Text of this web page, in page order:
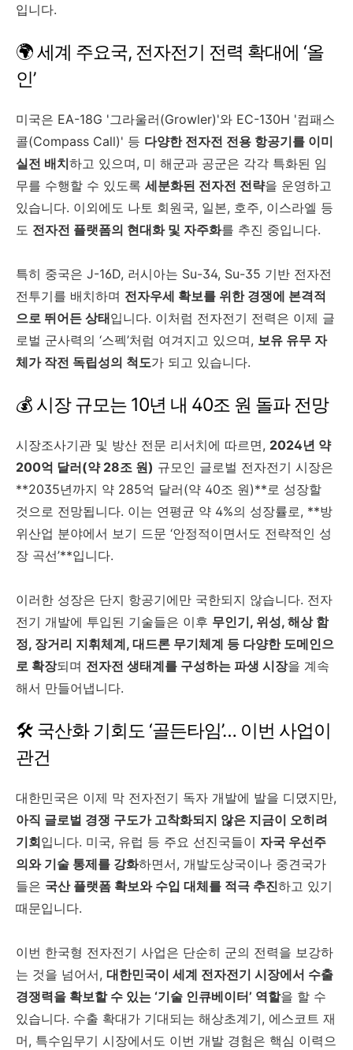
입니다.
🌍 세계 주요국, 전자전기 전력 확대에 ‘올
인’
미국은 EA-18G '그라울러(Growler)'와 EC-130H '컴패스
콜(Compass Call)' 등 다양한 전자전 전용 항공기를 이미
실전 배치하고 있으며, 미 해군과 공군은 각각 특화된 임
무를 수행할 수 있도록 세분화된 전자전 전략을 운영하고
있습니다. 이외에도 나토 회원국, 일본, 호주, 이스라엘 등
도 전자전 플랫폼의 현대화 및 자주화를 추진 중입니다.
특히 중국은 J-16D, 러시아는 Su-34, Su-35 기반 전자전
전투기를 배치하며 전자우세 확보를 위한 경쟁에 본격적
으로 뛰어든 상태입니다. 이처럼 전자전기 전력은 이제 글
로벌 군사력의 ‘스펙’처럼 여겨지고 있으며, 보유 유무 자
체가 작전 독립성의 척도가 되고 있습니다.
💰 시장 규모는 10년 내 40조 원 돌파 전망
시장조사기관 및 방산 전문 리서치에 따르면, 2024년 약
200억 달러(약 28조 원) 규모인 글로벌 전자전기 시장은
**2035년까지 약 285억 달러(약 40조 원)**로 성장할
것으로 전망됩니다. 이는 연평균 약 4%의 성장률로, **방
위산업 분야에서 보기 드문 ‘안정적이면서도 전략적인 성
장 곡선’**입니다.
이러한 성장은 단지 항공기에만 국한되지 않습니다. 전자
전기 개발에 투입된 기술들은 이후 무인기, 위성, 해상 함
정, 장거리 지휘체계, 대드론 무기체계 등 다양한 도메인으
로 확장되며 전자전 생태계를 구성하는 파생 시장을 계속
해서 만들어냅니다.
🛠️ 국산화 기회도 ‘골든타임’… 이번 사업이
관건
대한민국은 이제 막 전자전기 독자 개발에 발을 디뎠지만,
아직 글로벌 경쟁 구도가 고착화되지 않은 지금이 오히려
기회입니다. 미국, 유럽 등 주요 선진국들이 자국 우선주
의와 기술 통제를 강화하면서, 개발도상국이나 중견국가
들은 국산 플랫폼 확보와 수입 대체를 적극 추진하고 있기
때문입니다.
이번 한국형 전자전기 사업은 단순히 군의 전력을 보강하
는 것을 넘어서, 대한민국이 세계 전자전기 시장에서 수출
경쟁력을 확보할 수 있는 ‘기술 인큐베이터’ 역할을 할 수
있습니다. 수출 확대가 기대되는 해상초계기, 에스코트 재
머, 특수임무기 시장에서도 이번 개발 경험은 핵심 이력으